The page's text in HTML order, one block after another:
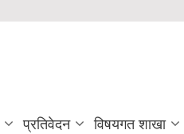
प्रतिवेदन विषयगत शाखा